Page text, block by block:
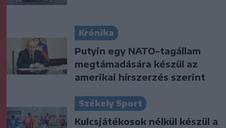
Krónika
Putyin egy NATO-tagállam
megtámadására készül az
amerikai hírszerzés szerint
Székely Sport
Kulcsjátékosok nélkül készül a